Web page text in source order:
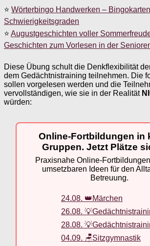
⭐ Wörterbingo Handwerken –
Schwierigkeitsgraden
⭐ Augustgeschichten voller
Geschichten zum Vorlesen in der
Diese Übung schult die Denkflexibilität
dem Gedächtnistraining teilnehmen. Die
sollen vorgelesen werden und die
vervollständigen, wie sie in der Realität
würden:
Online-Fortbildungen in
Gruppen. Jetzt Plätze
Praxisnahe Online-
umsetzbaren Ideen für den
Betreuung.
24.08. 👑Märchen
26.08.
28.08.
04.09. 🪑Sitzgymnastik